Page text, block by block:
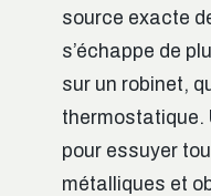
source exacte
s’échappe de
sur un robinet,
thermostatique.
pour essuyer
métalliques et